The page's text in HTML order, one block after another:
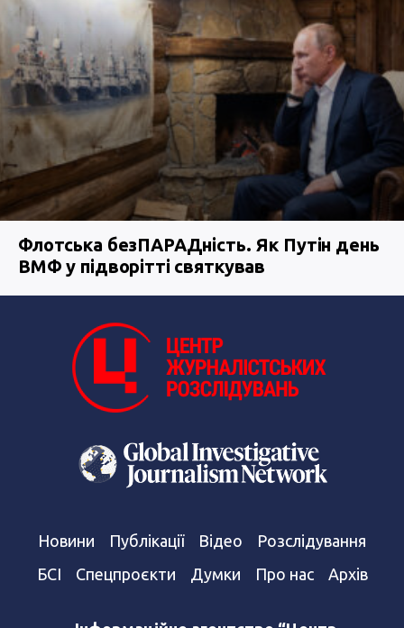
Флотська безПАРАДність. Як Путін день
ВМФ у підворітті святкував
Новини Публікації Відео
Розслідування
БСІ
Спецпроєкти Думки Про нас Архів